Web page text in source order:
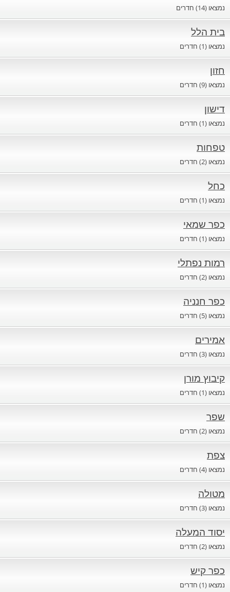
חדרים לפי שעה באזור ירושלים
חדרים לפי שעה באזור השפלה
חדרים לפי שעה בהשרון
חדרים לפי שעה בגליל עליון
חדרים לפי שעה בחוף הכרמל
חדרים לפי שעה בחיפה קריות
חדרים לפי שעה בכנרת גליל תחתון עמקים
חדרים לפי שעה ברמת הגולן
חדרים לפי שעה בהערבה
חדרים לפי שעה בעמק יזרעאל
חדרים לפי שעה במישור החוף הדרומי
נמצאו (14) חדרים
בית הלל
נמצאו (1) חדרים
חזון
נמצאו (9) חדרים
דישון
נמצאו (1) חדרים
טפחות
נמצאו (2) חדרים
כחל
נמצאו (1) חדרים
כפר שמאי
נמצאו (1) חדרים
רמות נפתלי
נמצאו (2) חדרים
כפר חנניה
נמצאו (5) חדרים
אמירים
נמצאו (3) חדרים
קיבוץ מורן
נמצאו (1) חדרים
שפר
נמצאו (2) חדרים
צפת
נמצאו (4) חדרים
מטולה
נמצאו (3) חדרים
יסוד המעלה
נמצאו (2) חדרים
כפר קיש
נמצאו (1) חדרים